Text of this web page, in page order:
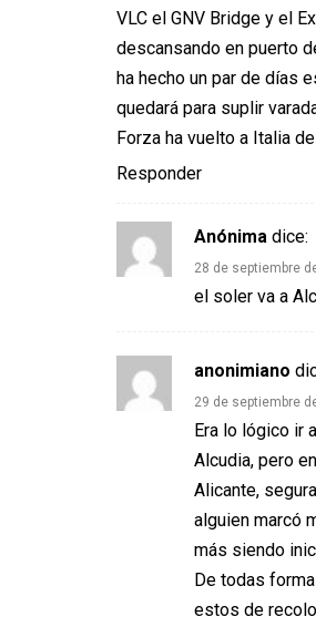
VLC el GNV Bridge y el
descansando en puerto
ha hecho un par de días
quedará para suplir
Forza ha vuelto a Italia
Responder
Anónima dice:
28 de septiembre
el soler va a
anonimiano
29 de septiembre
Era lo lógico ir
Alcudia, pero
Alicante,
alguien marcó
más siendo
De todas
estos de